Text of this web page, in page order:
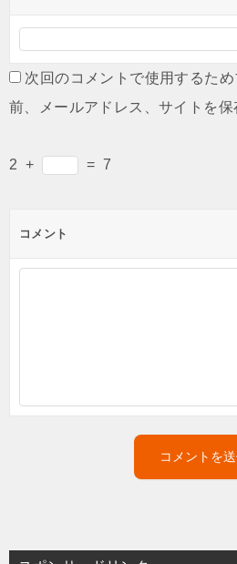
次回のコメントで使用するた
前、メールアドレス、サイトを保
2 + = 7
コメント